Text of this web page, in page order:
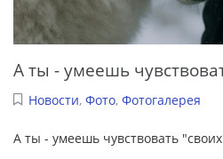
А ты - умеешь
Новости, Фото, Фотогалерея
А ты - умеешь чувствовать